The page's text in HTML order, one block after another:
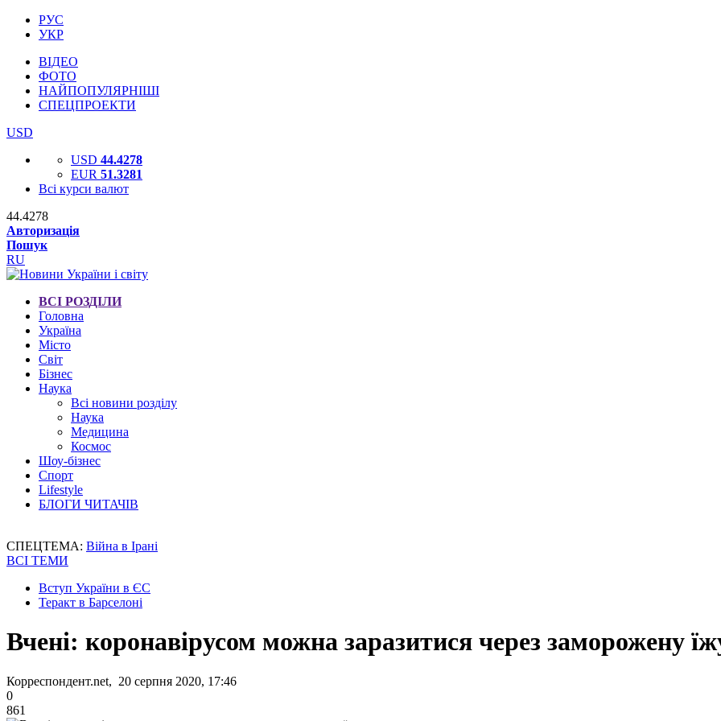
РУС
УКР
ВІДЕО
ФОТО
НАЙПОПУЛЯРНІШІ
СПЕЦПРОЕКТИ
USD
USD 44.4278
EUR 51.3281
Всі курси валют
44.4278
Авторизація
Пошук
RU
ВСІ РОЗДІЛИ
Головна
Україна
Місто
Світ
Бізнес
Наука
Всі новини розділу
Наука
Медицина
Космос
Шоу-бізнес
Спорт
Lifestyle
БЛОГИ ЧИТАЧІВ
СПЕЦТЕМА: Війна в Ірані
ВСІ ТЕМИ
Вступ України в ЄС
Теракт в Барселоні
Вчені: коронавірусом можна заразитися через заморожену
Корреспондент.net, 20 серпня 2020, 17:46
0
861